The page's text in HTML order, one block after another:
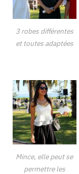
3 robes différentes
et toutes adaptées
Mince, elle peut se
permettre les